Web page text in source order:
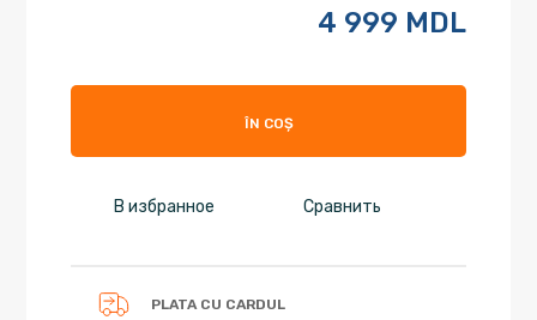
4 999 MDL
В избранное Сравнить
ÎN COȘ
PLATA CU CARDUL